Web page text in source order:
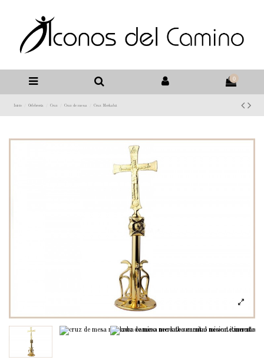
0
Inicio Orfebrería Cruz Cruz de mesa Cruz Merkabá